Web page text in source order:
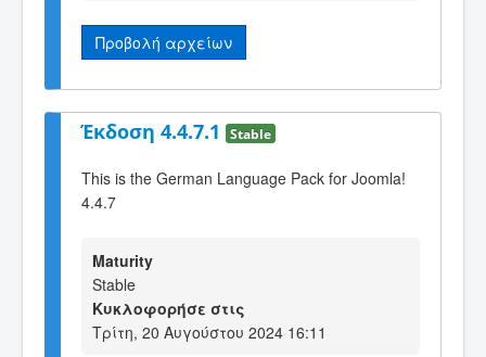
Προβολή αρχείων
Έκδοση 4.4.7.1 Stable
This is the German Language Pack for Joomla!
4.4.7
Maturity
Stable
Κυκλοφορήσε στις
Τρίτη, 20 Αυγούστου 2024 16:11